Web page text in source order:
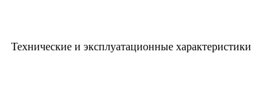
Технические и эксплуатационные характеристики